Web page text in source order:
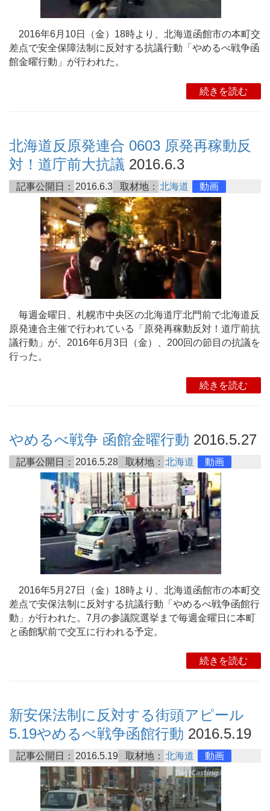
2016年6月10日（金）18時より、北海道函館市の本町交
差点で安全保障法制に反対する抗議行動「やめるべ戦争函
館金曜行動」が行われた。
続きを読む
北海道反原発連合 0603 原発再稼動反
対！道庁前大抗議 2016.6.3
記事公開日： 2016.6.3 取材地： 北海道 動画
毎週金曜日、札幌市中央区の北海道庁北門前で北海道反
原発連合主催で行われている「原発再稼動反対！道庁前抗
議行動」が、2016年6月3日（金）、200回の節目の抗議を
行った。
続きを読む
やめるべ戦争 函館金曜行動 2016.5.27
記事公開日： 2016.5.28 取材地： 北海道 動画
2016年5月27日（金）18時より、北海道函館市の本町交
差点で安保法制に反対する抗議行動「やめるべ戦争函館行
動」が行われた。7月の参議院選挙まで毎週金曜日に本町
と函館駅前で交互に行われる予定。
続きを読む
新安保法制に反対する街頭アピール
5.19やめるべ戦争函館行動 2016.5.19
記事公開日： 2016.5.19 取材地： 北海道 動画